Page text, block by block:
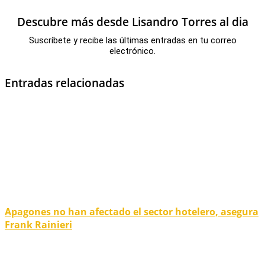
Descubre más desde Lisandro Torres al dia
Suscríbete y recibe las últimas entradas en tu correo
electrónico.
Entradas relacionadas
Apagones no han afectado el sector hotelero, asegura
Frank Rainieri